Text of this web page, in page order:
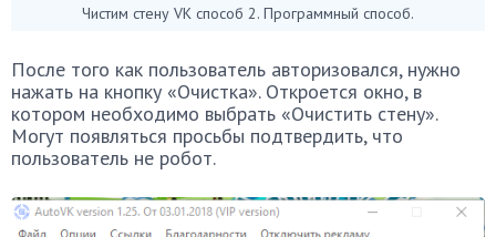
Чистим стену VK способ 2. Программный способ.
После того как пользователь авторизовался, нужно
нажать на кнопку «Очистка». Откроется окно, в
котором необходимо выбрать «Очистить стену».
Могут появляться просьбы подтвердить, что
пользователь не робот.